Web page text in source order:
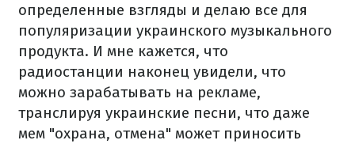
определенные взгляды и делаю все для
популяризации украинского музыкального
продукта. И мне кажется, что
радиостанции наконец увидели, что
можно зарабатывать на рекламе,
транслируя украинские песни, что даже
мем "охрана, отмена" может приносить